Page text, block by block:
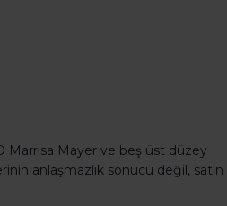
Marrisa Mayer ve beş üst düzey
anlaşmazlık sonucu değil, satın